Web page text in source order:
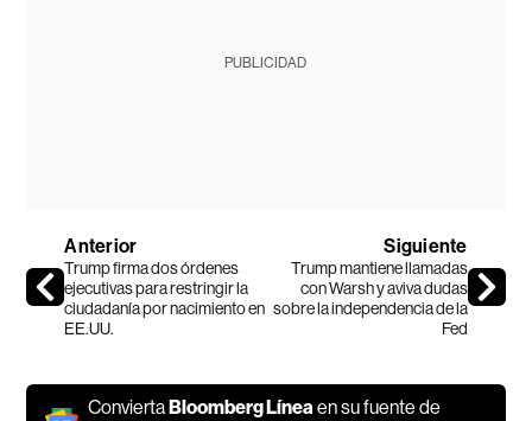
PUBLICIDAD
Anterior
Trump firma dos órdenes
ejecutivas para restringir la
ciudadanía por nacimiento en
EE.UU.
Siguiente
Trump mantiene llamadas
con Warsh y aviva dudas
sobre la independencia de la
Fed
ConviertaBloomberg Línea en su fuente de